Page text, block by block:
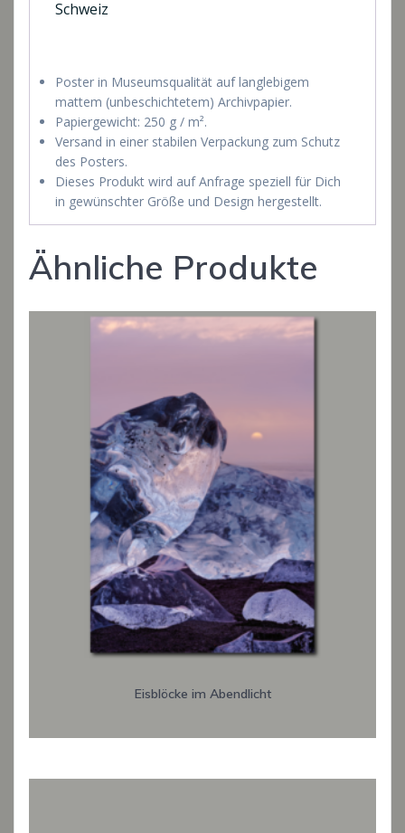
Schweiz
Poster in Museumsqualität auf langlebigem
mattem (unbeschichtetem) Archivpapier.
Papiergewicht: 250 g / m².
Versand in einer stabilen Verpackung zum Schutz
des Posters.
Dieses Produkt wird auf Anfrage speziell für Dich
in gewünschter Größe und Design hergestellt.
Ähnliche Produkte
Eisblöcke im Abendlicht